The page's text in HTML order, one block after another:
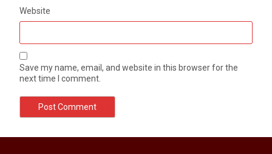
Website
Save my name, email, and website in this browser for the
next time I comment.